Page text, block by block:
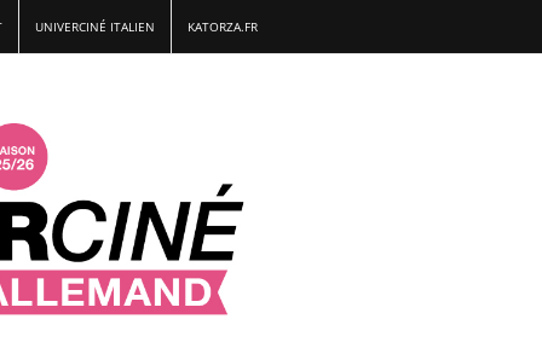
UNIVERCINÉ ITALIEN KATORZA.FR